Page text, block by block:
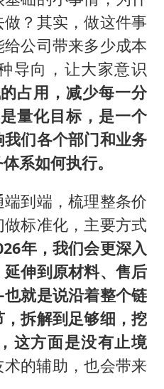
？其实，做这件事
公司带来多少成本
导向，让大家意识
占用，减少每一分
量化目标，是一个
们各个部门和业务
系如何执行。
到端，梳理整条价
标准化，主要方式
年，我们会更深入
伸到原材料、售后
就是说沿着整个链
拆解到足够细，挖
这方面是没有止境
的辅助，也会带来